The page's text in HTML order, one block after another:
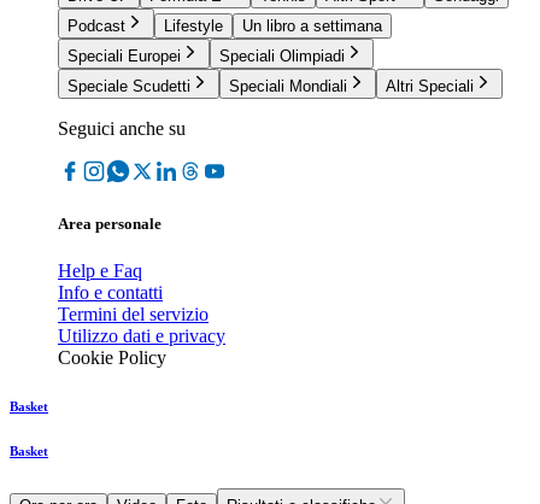
Podcast
Lifestyle
Un libro a settimana
Speciali Europei
Speciali Olimpiadi
Speciale Scudetti
Speciali Mondiali Altri Speciali
Seguici anche su
Area personale
Help e Faq
Info e contatti
Termini del servizio
Utilizzo dati e privacy
Cookie Policy
Basket
Basket